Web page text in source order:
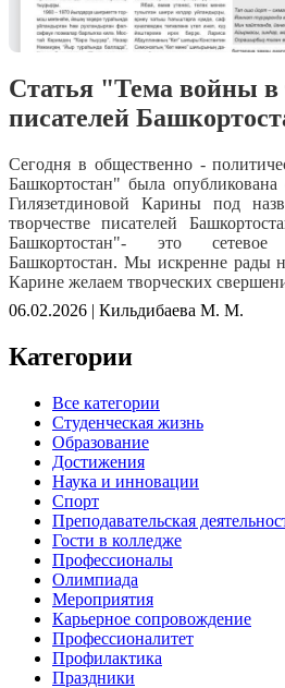
Статья "Тема войны в
писателей
Сегодня в общественно -
Башкортостан" была опубликована
Гилязетдиновой Карины под
творчестве писателей
Башкортостан"- это
Башкортостан. Мы искренне рады
Карине желаем творческих
06.02.2026 | Кильдибаева М. М.
Категории
Все категории
Студенческая жизнь
Образование
Достижения
Наука и инновации
Спорт
Преподавательская
Гости в колледже
Профессионалы
Олимпиада
Мероприятия
Карьерное сопровождение
Профессионалитет
Профилактика
Праздники